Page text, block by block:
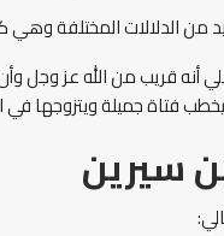
الدلالات المختلفة وهي
قريب من الله عز وجل
فتاة جميلة ويتزوجها
سيرين